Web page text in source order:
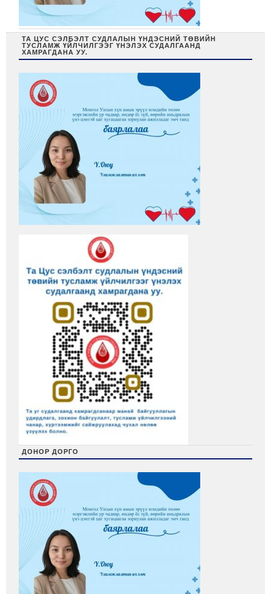
ТА ЦУС СЭЛБЭЛТ СУДЛАЛЫН ҮНДЭСНИЙ ТӨВИЙН
ТУСЛАМЖ ҮЙЛЧИЛГЭЭГ ҮНЭЛЭХ СУДАЛГААНД
ХАМРАГДАНА УУ.
ДОНОР ДОРГО